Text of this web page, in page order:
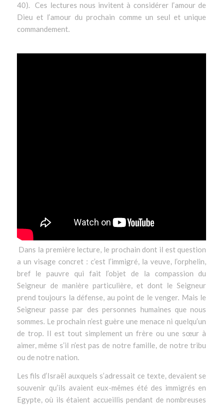
40). Ces lectures nous invitent à considérer l’amour de
Dieu et l’amour du prochain comme un seul et unique
commandement.
Dans la première lecture, le prochain dont il est question
a un visage concret : c’est l’immigré, la veuve, l’orphelin,
bref le pauvre qui fait l’objet de la compassion du
Seigneur de manière particulière, et dont le Seigneur
prend toujours la défense, au point de le venger. Mais le
Seigneur passe par des personnes humaines que nous
sommes. Le prochain n’est guère une menace ni quelqu’un
de trop. Il est tout simplement un frère ou une sœur à
aimer, même s’il n’est pas de notre famille, de notre tribu
ou de notre nation.
Les fils d’Israël auxquels s’adressait ce texte, devaient se
souvenir qu’ils avaient eux-mêmes été des immigrés en
Egypte, où ils étaient accueillis pendant de nombreuses